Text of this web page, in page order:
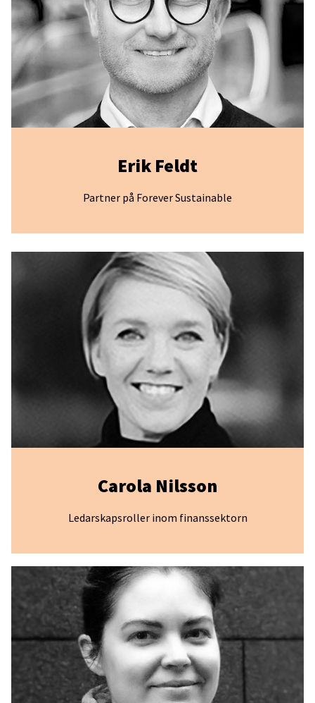
Erik Feldt
Partner på Forever Sustainable
Carola Nilsson
Ledarskapsroller inom finanssektorn